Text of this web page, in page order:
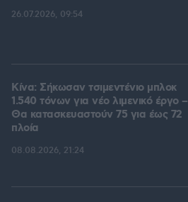
26.07.2026, 09:54
Κίνα: Σήκωσαν τσιμεντένιο μπλοκ
1.540 τόνων για νέο λιμενικό έργο –
Θα κατασκευαστούν 75 για έως 72
πλοία
08.08.2026, 21:24